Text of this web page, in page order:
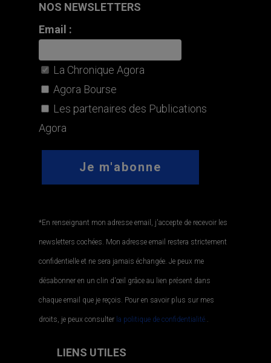
NOS NEWSLETTERS
Email :
La Chronique Agora
Agora Bourse
Les partenaires des Publications
Agora
*En renseignant mon adresse email, j'accepte de recevoir les
newsletters cochées. Mon adresse email restera strictement
confidentielle et ne sera jamais échangée. Je peux me
désabonner en un clin d'œil grâce au lien présent dans
chaque email que je reçois. Pour en savoir plus sur mes
droits, je peux consulter la politique de confidentialité..
LIENS UTILES